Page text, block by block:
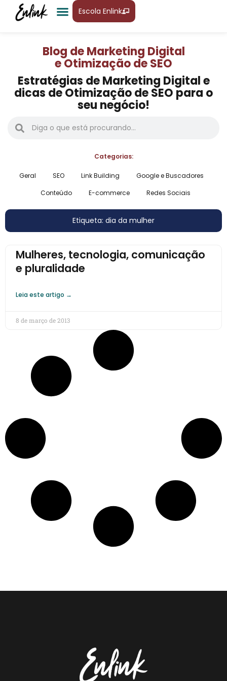
Escola Enlink
Blog de Marketing Digital
e Otimização de SEO
Estratégias de Marketing Digital e
dicas de Otimização de SEO para o
seu negócio!
Categorias:
Geral SEO Link Building
Google e Buscadores
Conteúdo
E-commerce Redes Sociais
Etiqueta: dia da mulher
Mulheres, tecnologia, comunicação
e pluralidade
Leia este artigo →
8 de março de 2013